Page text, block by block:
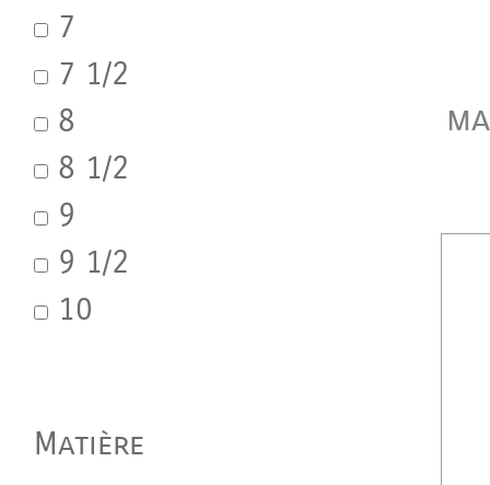
7
7 1/2
8
8 1/2
9
9 1/2
10
Matière